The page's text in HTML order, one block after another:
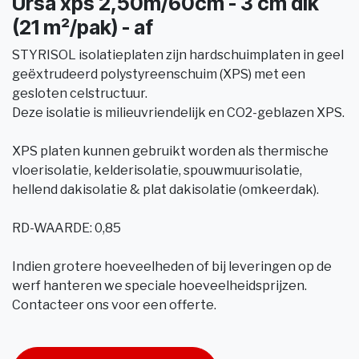
(21 m²/pak) - af
STYRISOL isolatieplaten zijn hardschuimplaten in geel
geëxtrudeerd polystyreenschuim (XPS) met een
gesloten celstructuur.
Deze isolatie is milieuvriendelijk en CO2-geblazen XPS.
XPS platen kunnen gebruikt worden als thermische
vloerisolatie, kelderisolatie, spouwmuurisolatie,
hellend dakisolatie & plat dakisolatie (omkeerdak).
RD-WAARDE: 0,85
Indien grotere hoeveelheden of bij leveringen op de
werf hanteren we speciale hoeveelheidsprijzen.
Contacteer ons voor een offerte.